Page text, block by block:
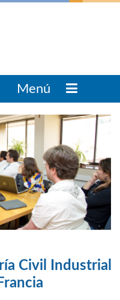
Menú
Civil Industrial